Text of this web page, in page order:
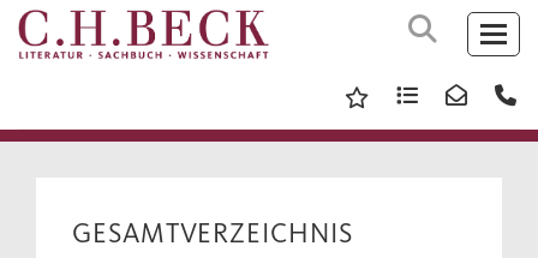
GESAMTVERZEICHNIS